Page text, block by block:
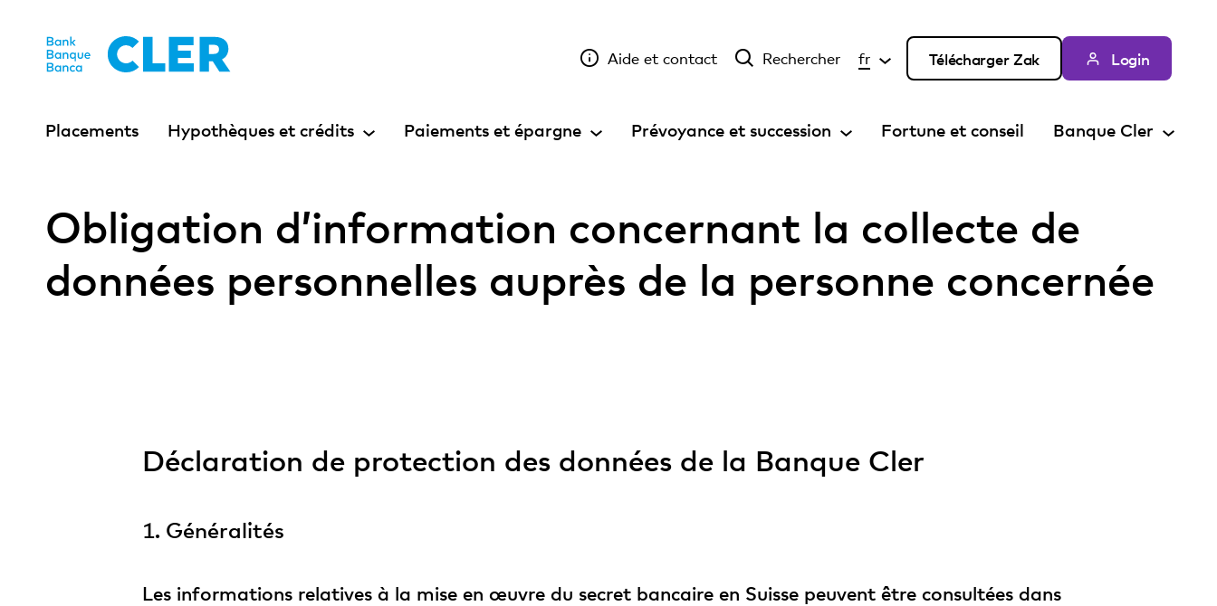
Aide et contact Rechercher fr Télécharger Zak Login
Placements Hypothèques et crédits Paiements et épargne Prévoyance et succession Fortune et conseil Banque Cler
Obligation d’information concernant la collecte de
données personnelles auprès de la personne concernée
Déclaration de protection des données de la Banque Cler
1. Généralités
Les informations relatives à la mise en œuvre du secret bancaire en Suisse peuvent être consultées dans